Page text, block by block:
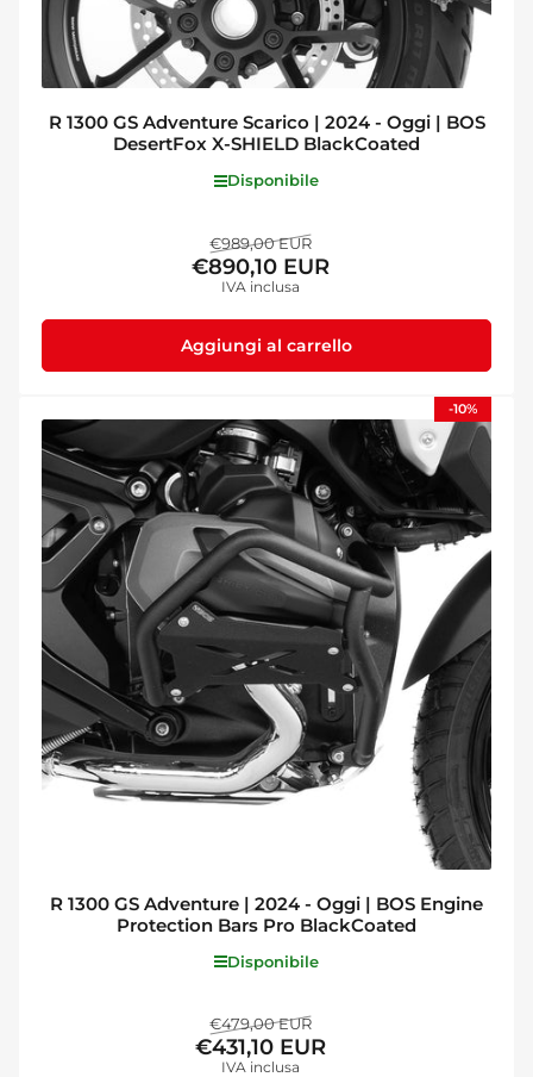
R 1300 GS Adventure Scarico | 2024 - Oggi | BOS
DesertFox X-SHIELD BlackCoated
Disponibile
Prezzo
standard
€989,00 EURPrezzo
di
€890,10 EUR
IVA inclusa
Aggiungi al carrello
-10%
R 1300 GS Adventure | 2024 - Oggi | BOS Engine
Protection Bars Pro BlackCoated
Disponibile
Prezzo
standard
€479,00 EURPrezzo
di
€431,10 EUR
IVA inclusa